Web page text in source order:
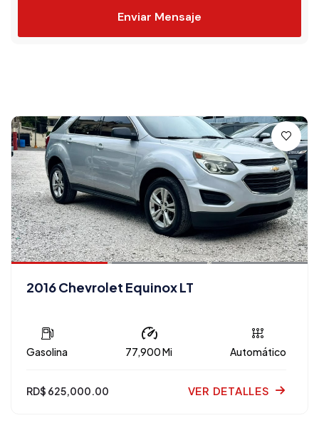
Enviar Mensaje
2016 Chevrolet Equinox LT
Gasolina 77,900 Mi Automático
RD$ 625,000.00 VER DETALLES